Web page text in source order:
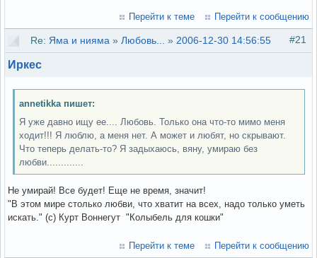
Перейти к теме Перейти к сообщению
#21
Re: Яма и нияма » Любовь... » 2006-12-30 14:56:55
Иркес
annetikka пишет:
Я уже давно ищу ее.... Любовь. Только она что-то мимо меня
ходит!!! Я люблю, а меня нет. А может и любят, но скрывают.
Что теперь делать-то? Я задыхаюсь, вяну, умираю без
любви.............
Не умирай! Все будет! Еще не время, значит!
"В этом мире столько любви, что хватит на всех, надо только уметь
искать." (с) Курт Воннегут "Колыбель для кошки"
Перейти к теме Перейти к сообщению